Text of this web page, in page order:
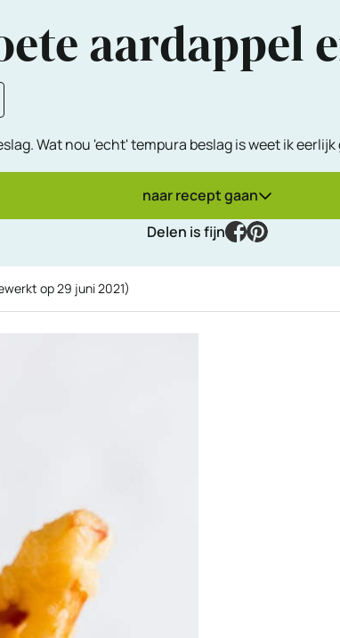
aardappel
Wat nou 'echt' tempura beslag is weet ik
naar recept gaan
Delen is fijn
facebook
pinterest
op29 juni 2021)